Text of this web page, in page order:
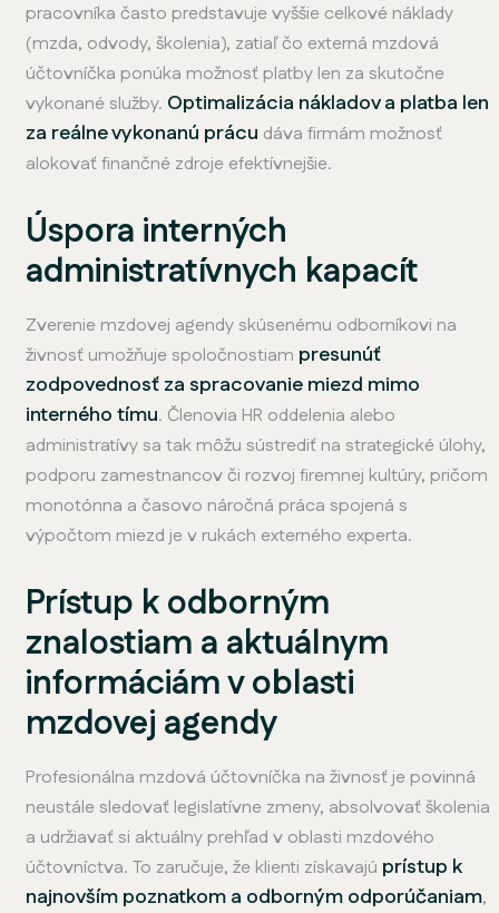
pracovníka často predstavuje vyššie celkové náklady
(mzda, odvody, školenia), zatiaľ čo externá mzdová
účtovníčka ponúka možnosť platby len za skutočne
vykonané služby. Optimalizácia nákladov a platba len
za reálne vykonanú prácu dáva firmám možnosť
alokovať finančné zdroje efektívnejšie.
Úspora interných
administratívnych kapacít
Zverenie mzdovej agendy skúsenému odborníkovi na
živnosť umožňuje spoločnostiam presunúť
zodpovednosť za spracovanie miezd mimo
interného tímu. Členovia HR oddelenia alebo
administratívy sa tak môžu sústrediť na strategické úlohy,
podporu zamestnancov či rozvoj firemnej kultúry, pričom
monotónna a časovo náročná práca spojená s
výpočtom miezd je v rukách externého experta.
Prístup k odborným
znalostiam a aktuálnym
informáciám v oblasti
mzdovej agendy
Profesionálna mzdová účtovníčka na živnosť je povinná
neustále sledovať legislatívne zmeny, absolvovať školenia
a udržiavať si aktuálny prehľad v oblasti mzdového
účtovníctva. To zaručuje, že klienti získavajú prístup k
najnovším poznatkom a odborným odporúčaniam,